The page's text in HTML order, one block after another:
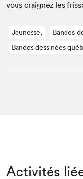
vous craignez les
Jeunesse,
Bandes
Bandes dessinées
Activités